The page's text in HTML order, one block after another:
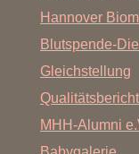
Hannover
Blutspende-
Gleichstellung
MHH-Alumni